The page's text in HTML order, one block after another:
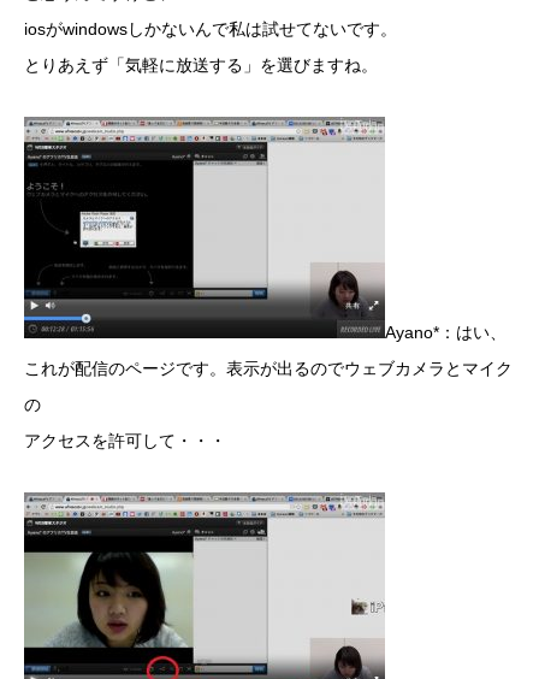
iosがwindowsしかないんで私は試せてないです。
とりあえず「気軽に放送する」を選びますね。
Ayano*：はい、
これが配信のページです。表示が出るのでウェブカメラとマイク
の
アクセスを許可して・・・